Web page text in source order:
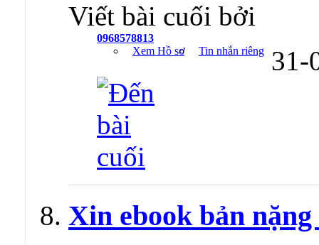
Viết bài cuối bởi
0968578813
Xem Hồ sơ
Tin nhắn riêng 31-
Xin ebook bản nặng